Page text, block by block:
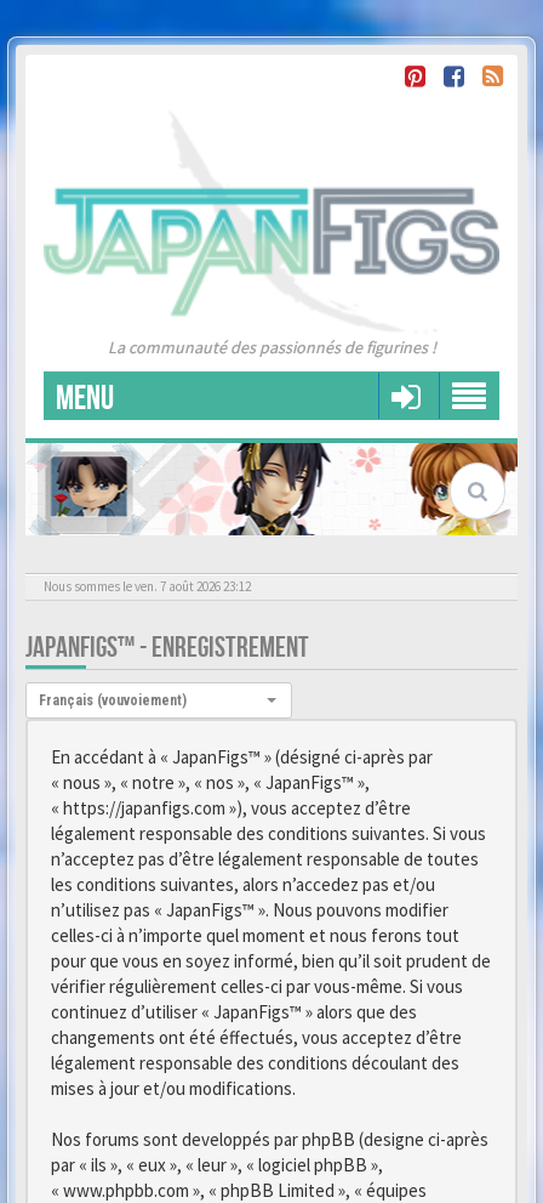
La communauté des passionnés de figurines !
MENU
Nous sommes le ven. 7 août 2026 23:12
JAPANFIGS™ - ENREGISTREMENT
Langue :
Français (vouvoiement)
En accédant à « JapanFigs™ » (désigné ci-après par
« nous », « notre », « nos », « JapanFigs™ »,
« https://japanfigs.com »), vous acceptez d’être
légalement responsable des conditions suivantes. Si vous
n’acceptez pas d’être légalement responsable de toutes
les conditions suivantes, alors n’accedez pas et/ou
n’utilisez pas « JapanFigs™ ». Nous pouvons modifier
celles-ci à n’importe quel moment et nous ferons tout
pour que vous en soyez informé, bien qu’il soit prudent de
vérifier régulièrement celles-ci par vous-même. Si vous
continuez d’utiliser « JapanFigs™ » alors que des
changements ont été éffectués, vous acceptez d’être
légalement responsable des conditions découlant des
mises à jour et/ou modifications.
Nos forums sont developpés par phpBB (designe ci-après
par « ils », « eux », « leur », « logiciel phpBB »,
« www.phpbb.com », « phpBB Limited », « équipes